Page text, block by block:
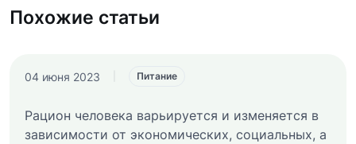
Похожие статьи
04 июня 2023 Питание
Рацион человека варьируется и изменяется в
зависимости от экономических, социальных, а